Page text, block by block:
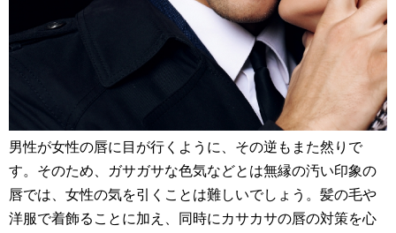
男性が女性の唇に目が行くように、その逆もまた然りで
す。そのため、ガサガサな色気などとは無縁の汚い印象の
唇では、女性の気を引くことは難しいでしょう。髪の毛や
洋服で着飾ることに加え、同時にカサカサの唇の対策を心